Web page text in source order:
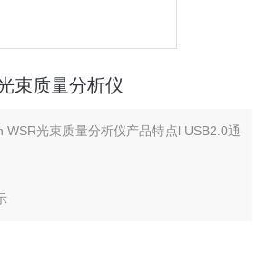
束质量分析仪
WSR光束质量分析仪产品特点l USB2.0通
外形轮廓，位置。